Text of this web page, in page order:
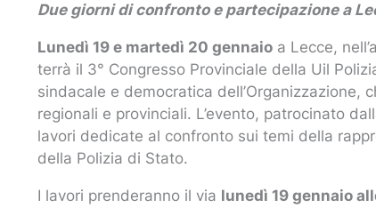
Due giorni di confronto e partecipazione a
Lunedì 19 e martedì 20 gennaio a Lecce,
terrà il 3° Congresso Provinciale della Uil
sindacale e democratica
regionali e provinciali. L’evento, patrocinato
lavori dedicate al confronto sui temi della
della Polizia di Stato.
I lavori prenderanno il via lunedì 19 gennaio